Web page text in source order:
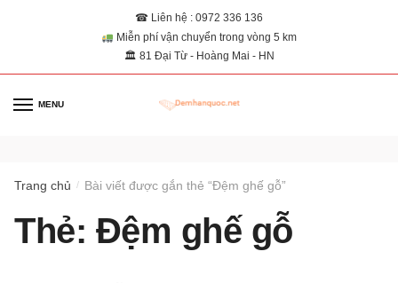
☎ Liên hệ : 0972 336 136
Miễn phí vận chuyển trong vòng 5 km
🏛 81 Đại Từ - Hoàng Mai - HN
MENU
Trang chủ / Bài viết được gắn thẻ “Đệm ghế gỗ”
Thẻ: Đệm ghế gỗ